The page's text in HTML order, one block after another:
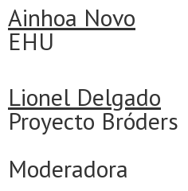
Ainhoa Novo
EHU
Lionel Delgado
Proyecto Bróders
Moderadora